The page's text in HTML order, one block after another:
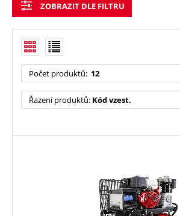
ZOBRAZIT DLE FILTRU
Počet produktů: 12
Řazení produktů: Kód vzest.